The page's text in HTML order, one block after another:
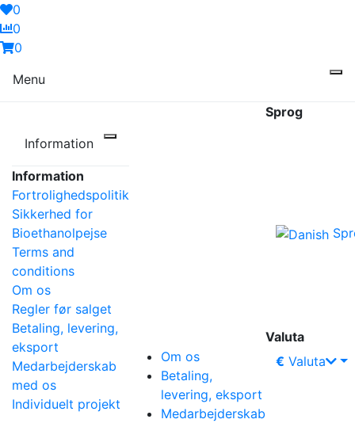
0
0
0
Menu
Information
Information
Fortrolighedspolitik
Sikkerhed for
Bioethanolpejse
Terms and
conditions
Om os
Regler før salget
Betaling, levering,
eksport
Medarbejderskab
med os
Individuelt projekt
Om os
Betaling,
levering, eksport
Medarbejderskab
Sprog
Valuta
€ Valuta